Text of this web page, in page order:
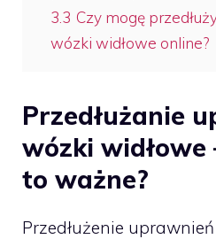
3.3 Czy mogę
wózki widłowe online?
Przedłużanie
wózki widłowe
to ważne?
Przedłużenie